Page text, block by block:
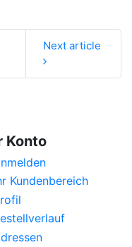
Next article
Konto
Kundenbereich